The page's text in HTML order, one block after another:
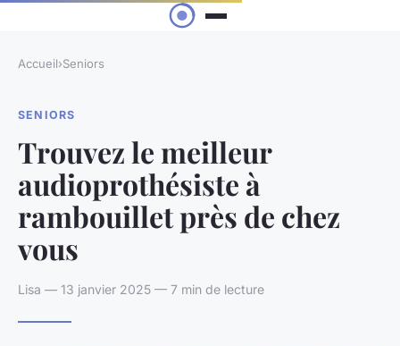
Accueil›Seniors
SENIORS
Trouvez le meilleur
audioprothésiste à
rambouillet près de chez
vous
Lisa — 13 janvier 2025 — 7 min de lecture